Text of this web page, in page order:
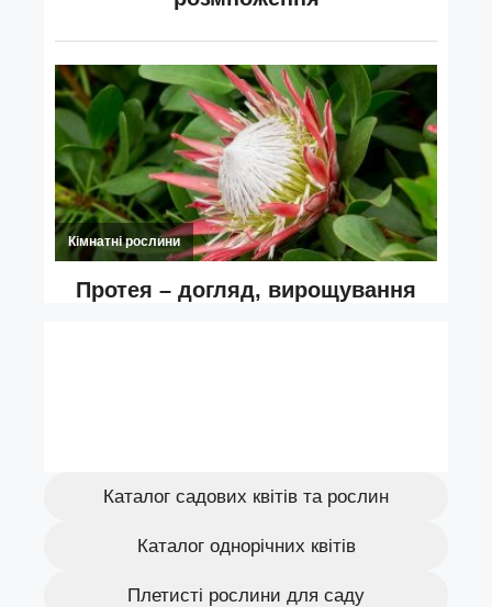
Каталог садових квітів та рослин
Каталог однорічних квітів
Плетисті рослини для саду